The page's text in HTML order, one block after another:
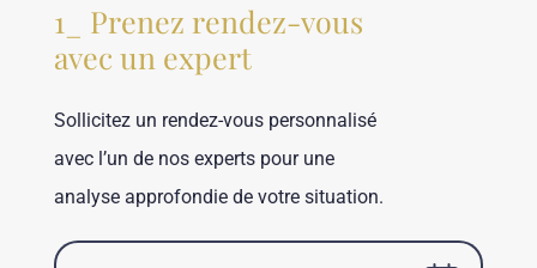
1_ Prenez rendez-vous
avec un expert
Sollicitez un rendez-vous personnalisé
avec l’un de nos experts pour une
analyse approfondie de votre situation.